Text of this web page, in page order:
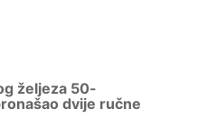
željeza 50-
dvije ručne